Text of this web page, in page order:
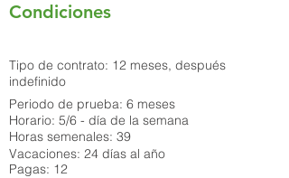
Condiciones
Tipo de contrato: 12 meses, después
indefinido
Periodo de prueba: 6 meses
Horario: 5/6 - día de la semana
Horas semenales: 39
Vacaciones: 24 días al año
Pagas: 12